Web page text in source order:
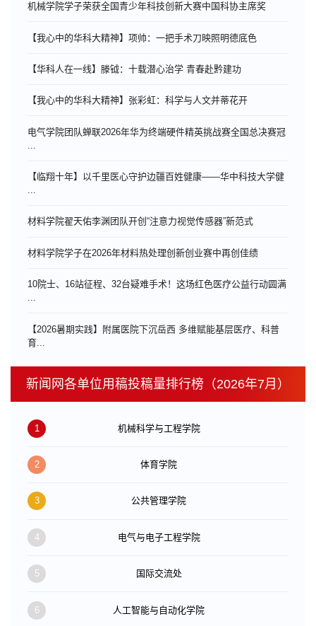
机械学院学子荣获全国青少年科技创新大赛中国科协主席奖
【我心中的华科大精神】项帅：一把手术刀映照明德底色
【华科人在一线】滕钺：十载潜心治学 青春赴黔建功
【我心中的华科大精神】张彩虹：科学与人文并蒂花开
电气学院团队蝉联2026年华为终端硬件精英挑战赛全国总决赛冠
【临翔十年】以千里医心守护边疆百姓健康——华中科技大学健
...
材料学院翟天佑李渊团队开创“注意力视觉传感器”新范式
材料学院学子在2026年材料热处理创新创业赛中再创佳绩
10院士、16站征程、32台疑难手术！这场红色医疗公益行动圆满
...
【2026暑期实践】附属医院下沉岳西 多维赋能基层医疗、科普
育...
新闻网各单位用稿投稿量排行榜（2026年7月）
1 机械科学与工程学院
2 体育学院
3 公共管理学院
4 电气与电子工程学院
5 国际交流处
6 人工智能与自动化学院